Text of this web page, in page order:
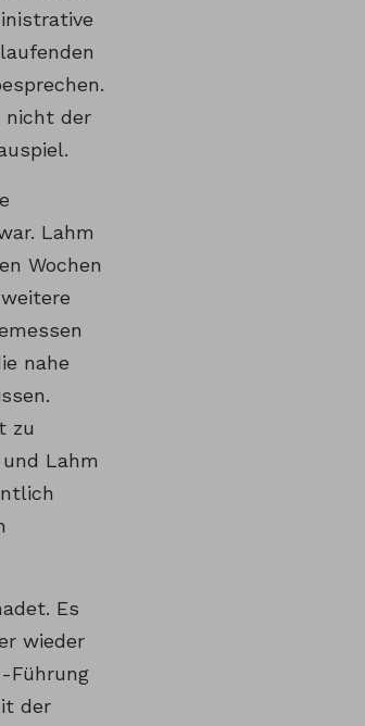
nicht der
Lahm
Wochen
nahe
zu
Lahm
Es
wieder
Führung
der